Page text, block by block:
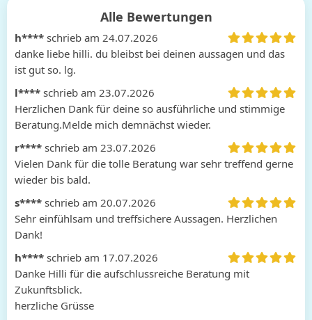
Alle Bewertungen
h**** schrieb am 24.07.2026
danke liebe hilli. du bleibst bei deinen aussagen und das
ist gut so. lg.
l**** schrieb am 23.07.2026
Herzlichen Dank für deine so ausführliche und stimmige
Beratung.Melde mich demnächst wieder.
r**** schrieb am 23.07.2026
Vielen Dank für die tolle Beratung war sehr treffend gerne
wieder bis bald.
s**** schrieb am 20.07.2026
Sehr einfühlsam und treffsichere Aussagen. Herzlichen
Dank!
h**** schrieb am 17.07.2026
Danke Hilli für die aufschlussreiche Beratung mit
Zukunftsblick.
herzliche Grüsse